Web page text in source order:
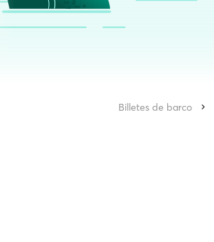
Billetes de barco